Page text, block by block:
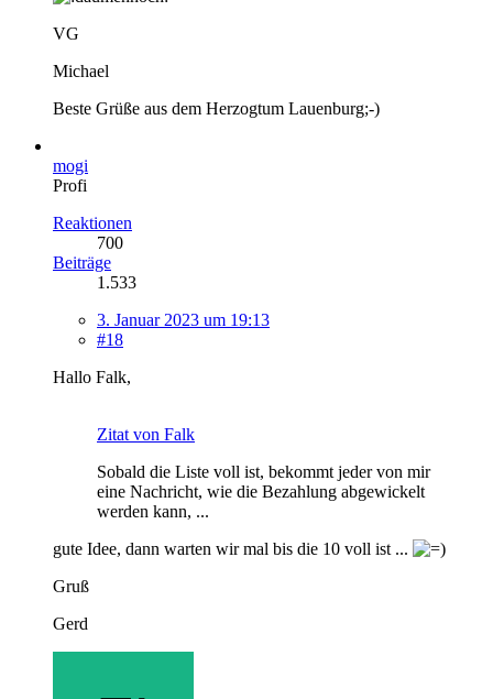
VG
Michael
Beste Grüße aus dem Herzogtum Lauenburg;-)
mogi
Profi
Reaktionen
700
Beiträge
1.533
3. Januar 2023 um 19:13
#18
Hallo Falk,
Zitat von Falk
Sobald die Liste voll ist, bekommt jeder von mir
eine Nachricht, wie die Bezahlung abgewickelt
werden kann, ...
gute Idee, dann warten wir mal bis die 10 voll ist ...
Gruß
Gerd